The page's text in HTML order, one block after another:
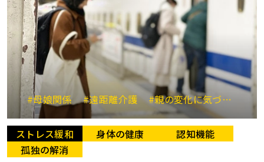
#母娘関係 #遠距離介護 #親の変化に気づく
ストレス緩和 身体の健康
認知機能
孤独の解消